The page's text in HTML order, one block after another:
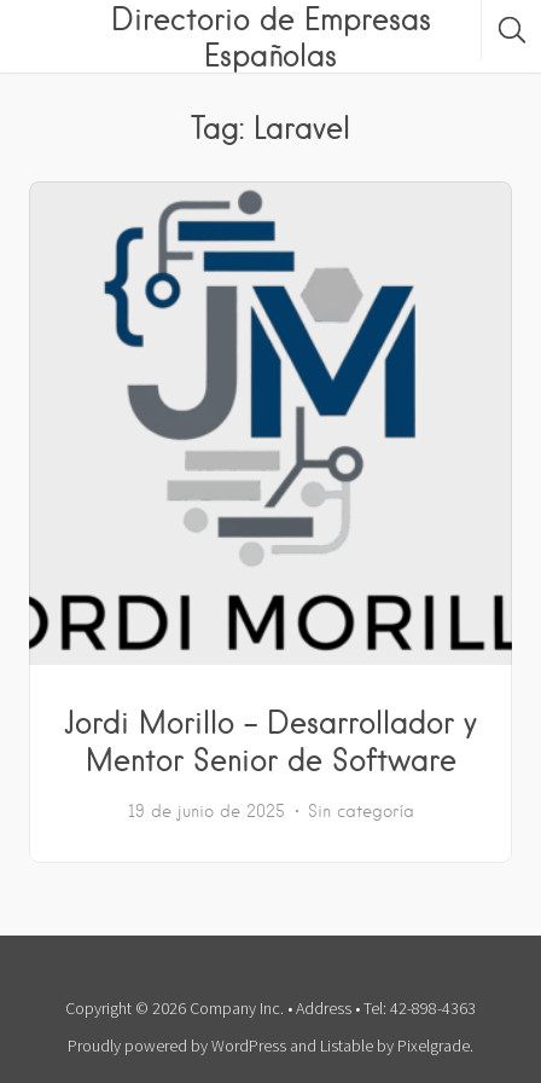
Directorio de Empresas
Españolas
Tag: Laravel
Jordi Morillo – Desarrollador y
Mentor Senior de Software
19 de junio de 2025 Sin categoría
Copyright © 2026 Company Inc. • Address • Tel: 42-898-4363
Proudly powered by WordPress and Listable by Pixelgrade.